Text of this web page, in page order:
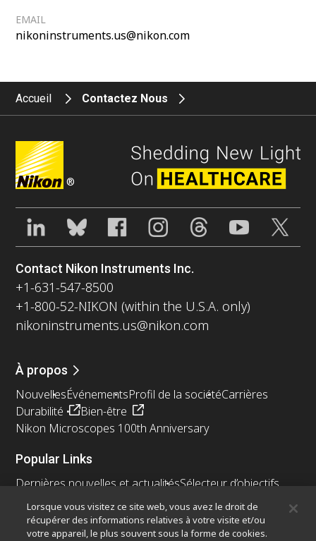
EMAIL
nikoninstruments.us@nikon.com
Accueil Contactez Nous
®
Contact Nikon Instruments Inc.
+1-631-547-8500
+1-800-52-NIKON (within the U.S.A. only)
nikoninstruments.us@nikon.com
À propos
NouvellesÉvénementsProfil de la sociétéCarrières
Durabilité
Bien-être
Nikon Microscopes 100th Anniversary
Popular Links
Dernières nouvelles et actualitésSélecteur d’objectifs
Resolution Calculator
PubScope
Nikon Small World
MicroscopyU
Lorsque vous visitez ce site web, vous avez le droit de
récupérer des informations relatives à votre visite et/ou
votre appareil, le plus souvent sous la forme de cookies.